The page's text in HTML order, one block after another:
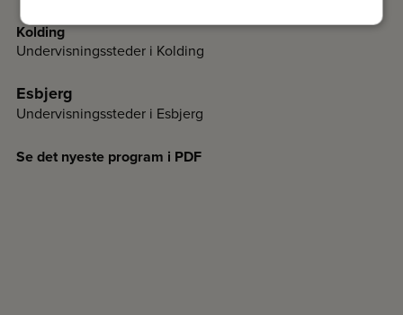
Kolding
Undervisningssteder i Kolding
Esbjerg
Undervisningssteder i Esbjerg
Se det nyeste program i PDF